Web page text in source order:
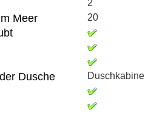
2
Meer 20
Dusche
Duschkabine